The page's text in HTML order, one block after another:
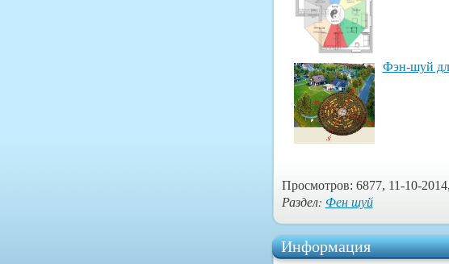
Фэн-шуй
Просмотров: 6877, 11-10-
Раздел: Фен шуй
Информация